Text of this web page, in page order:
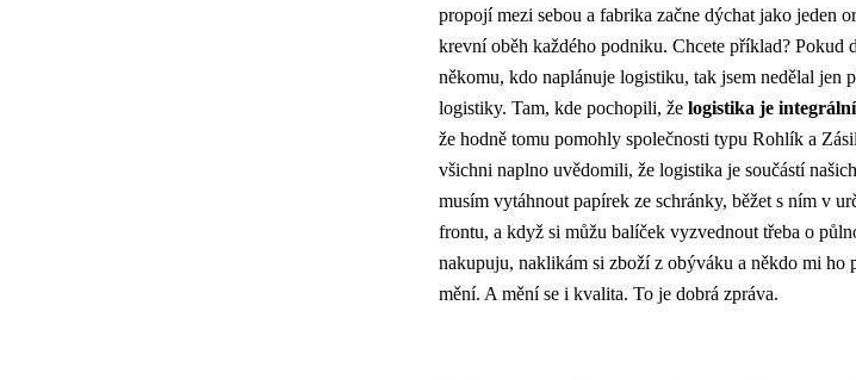
propojí mezi sebou a fabrika začne dýchat jako jeden
krevní oběh každého podniku. Chcete příklad? Pokud
někomu, kdo naplánuje logistiku, tak jsem nedělal jen
logistiky. Tam, kde pochopili, že logistika je
že hodně tomu pomohly společnosti typu Rohlík a
všichni naplno uvědomili, že logistika je součástí
musím vytáhnout papírek ze schránky, běžet s ním v
frontu, a když si můžu balíček vyzvednout třeba o
nakupuju, naklikám si zboží z obýváku a někdo mi ho
mění. A mění se i kvalita. To je dobrá zpráva.